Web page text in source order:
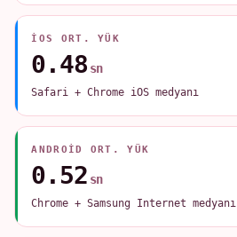
IOS ORT. YÜK
0.48 sn
Safari + Chrome iOS medyanı
ANDROID ORT. YÜK
0.52 sn
Chrome + Samsung Internet medyanı